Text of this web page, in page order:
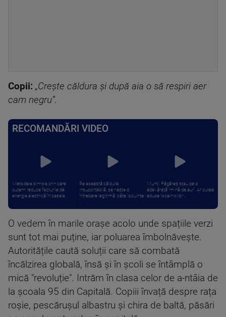
Copii: „Crește căldura și după aia o să respiri aer
cam negru”.
RECOMANDĂRI VIDEO
Metodele simple prin care
putem reduce facturile de
energie electrică în casele ...
Pe această căldura
insuportabilă, se naște o
întrebare legitimă: câte locuințe,
Munții Făgăraș stau pe o
adevărată “mină de aur”. Ar putea
aduce localnicilor ...
O vedem în marile orașe acolo unde spațiile verzi
sunt tot mai puține, iar poluarea îmbolnăvește.
Autoritățile caută soluții care să combată
încălzirea globală, însă și în școli se întâmplă o
mică "revoluție". Intrăm în clasa celor de a-ntâia de
la școala 95 din Capitală. Copiii învață despre rața
roșie, pescărușul albastru și chira de baltă, păsări